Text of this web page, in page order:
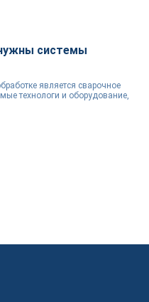
системы
является сварочное
технологи и оборудование,